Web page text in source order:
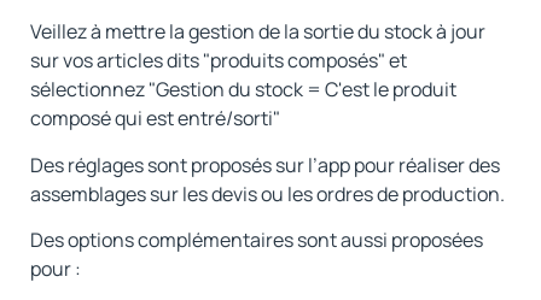
Veillez à mettre la gestion de la sortie du stock à jour
sur vos articles dits "produits composés" et
sélectionnez "Gestion du stock = C'est le produit
composé qui est entré/sorti"
Des réglages sont proposés sur l’app pour réaliser des
assemblages sur les devis ou les ordres de production.
Des options complémentaires sont aussi proposées
pour :